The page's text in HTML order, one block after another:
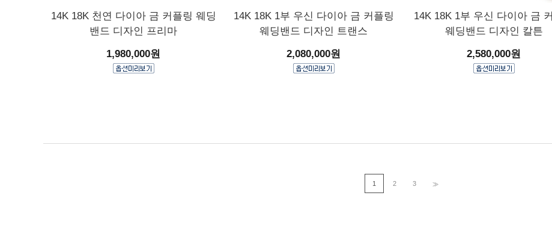
14K 18K 천연 다이아 금 커플링 웨딩
밴드 디자인 프리마
1,980,000원
14K 18K 1부 우신 다이아 금 커플링
웨딩밴드 디자인 트랜스
2,080,000원
14K 18K 1부 우신 다이아 금
웨딩밴드 디자인 칼튼
2,580,000원
1 2 3 >>